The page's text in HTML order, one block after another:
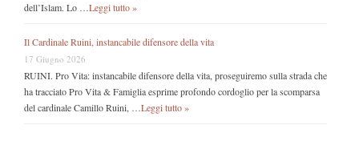
dell’Islam. Lo …Leggi tutto »
Il Cardinale Ruini, instancabile difensore della vita
17 Giugno 2026
RUINI. Pro Vita: instancabile difensore della vita, proseguiremo sulla strada che
ha tracciato Pro Vita & Famiglia esprime profondo cordoglio per la scomparsa
del cardinale Camillo Ruini, …Leggi tutto »